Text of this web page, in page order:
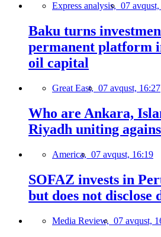
Express analysis, 07
Baku turns
permanent platform
oil capital
Great East, 07 avqust, 16:27
Who are Ankara,
Riyadh uniting
America, 07 avqust, 16:19
SOFAZ invests in
but does not disclose
Media Review, 07 avqust,